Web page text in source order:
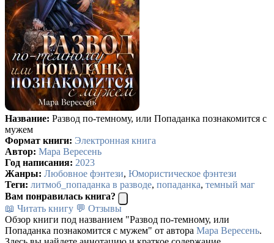
Название: Развод по-темному, или Попаданка познакомится с
мужем
Формат книги: Электронная книга
Автор: Мара Вересень
Год написания: 2023
Жанры: Любовное фэнтези, Юмористическое фэнтези
Теги: литмоб_попаданка в разводе, попаданка, темный маг
Вам понравилась книга?
📖 Читать книгу 💬 Отзывы
Обзор книги под названием "Развод по-темному, или
Попаданка познакомится с мужем" от автора Мара Вересень.